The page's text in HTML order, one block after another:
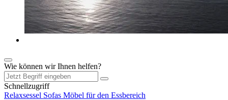
Wie können wir Ihnen helfen?
Schnellzugriff
Relaxsessel Sofas Möbel für den Essbereich